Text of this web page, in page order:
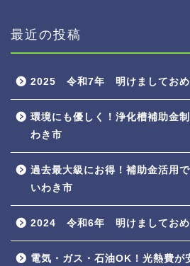
最近の投稿
2025 令和7年 明けましておめ
環境にも優しく！浄化槽補助金
わき市
過去最大級にお得！補助金活用
いわき市
2024 令和6年 明けましておめ
電気・ガス・石油OK！光熱費が